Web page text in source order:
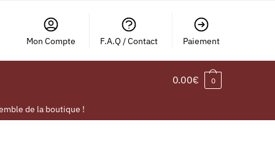
Mon Compte F.A.Q / Contact Paiement
0.00€ 0
de la boutique !